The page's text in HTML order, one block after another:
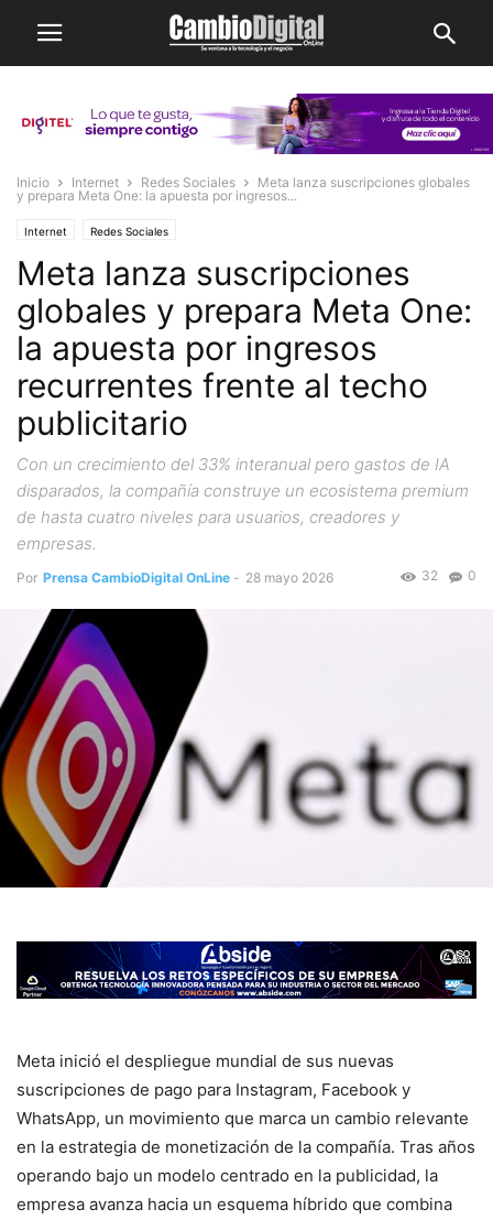
Inicio Internet Redes Sociales
Meta lanza suscripciones globales
y prepara Meta One: la apuesta por ingresos...
Internet Redes Sociales
Meta lanza suscripciones
globales y prepara Meta One:
la apuesta por ingresos
recurrentes frente al techo
publicitario
Con un crecimiento del 33% interanual pero gastos de IA
disparados, la compañía construye un ecosistema premium
de hasta cuatro niveles para usuarios, creadores y
empresas.
Por Prensa CambioDigital OnLine - 28 mayo 2026 0
32
Meta inició el despliegue mundial de sus nuevas
suscripciones de pago para Instagram, Facebook y
WhatsApp, un movimiento que marca un cambio relevante
en la estrategia de monetización de la compañía. Tras años
operando bajo un modelo centrado en la publicidad, la
empresa avanza hacia un esquema híbrido que combina